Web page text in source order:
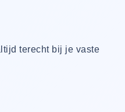
terecht bij je vaste